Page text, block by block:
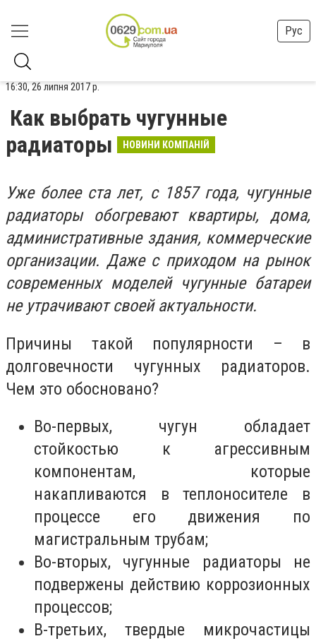
Рус
16:30, 26 липня 2017 р.
Как выбрать чугунные
радиаторы
НОВИНИ КОМПАНІЙ
Уже более ста лет, с 1857 года, чугунные
радиаторы обогревают квартиры, дома,
административные здания, коммерческие
организации. Даже с приходом на рынок
современных моделей чугунные батареи
не утрачивают своей актуальности.
Причины такой популярности – в
долговечности чугунных радиаторов.
Чем это обосновано?
Во-первых, чугун обладает
стойкостью к агрессивным
компонентам, которые
накапливаются в теплоносителе в
процессе его движения по
магистральным трубам;
Во-вторых, чугунные радиаторы не
подвержены действию коррозионных
процессов;
В-третьих, твердые микрочастицы